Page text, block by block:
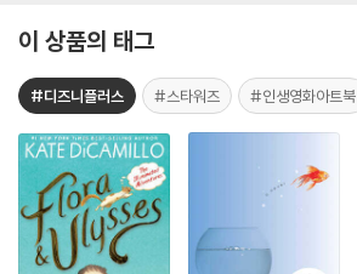
이 상품의 태그
#디즈니플러스 #스타워즈 #인생영화아트북